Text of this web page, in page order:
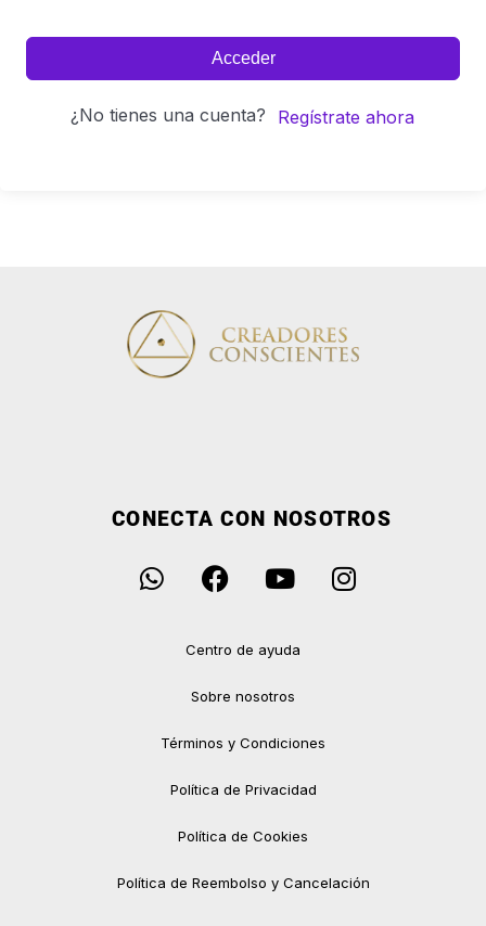
Acceder
¿No tienes una cuenta? Regístrate ahora
CONECTA CON NOSOTROS
Centro de ayuda
Sobre nosotros
Términos y Condiciones
Política de Privacidad
Política de Cookies
Política de Reembolso y Cancelación